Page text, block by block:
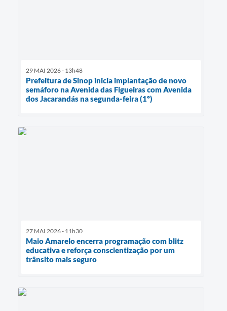
29 MAI 2026 - 13h48
Prefeitura de Sinop inicia implantação de novo
semáforo na Avenida das Figueiras com Avenida
dos Jacarandás na segunda-feira (1º)
27 MAI 2026 - 11h30
Maio Amarelo encerra programação com blitz
educativa e reforça conscientização por um
trânsito mais seguro